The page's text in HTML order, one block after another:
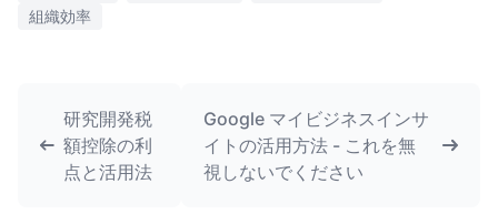
組織効率
研究開発税
額控除の利
点と活用法
Google マイビジネスインサ
イトの活用方法 - これを無
視しないでください